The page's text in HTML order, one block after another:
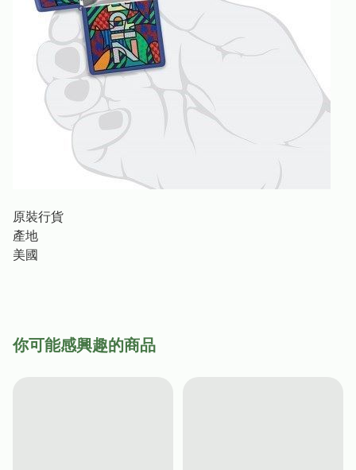
原裝行貨
產地
美國
你可能感興趣的商品